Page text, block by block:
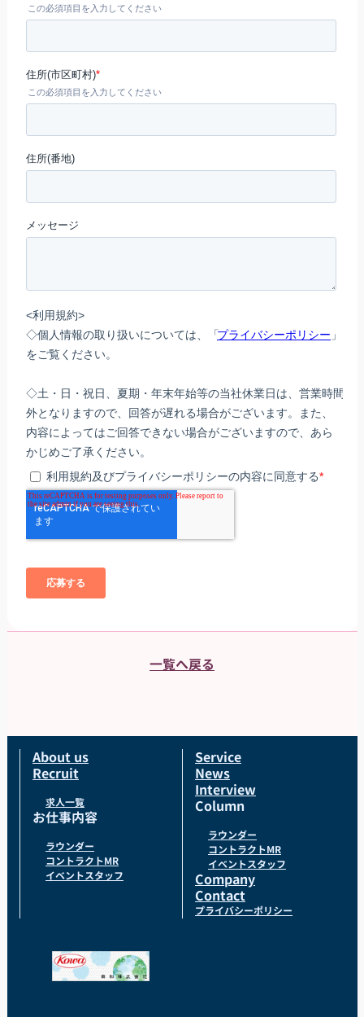
一覧へ戻る
About us
Recruit
求人一覧
お仕事内容
ラウンダー
コントラクトMR
イベントスタッフ
Service
News
Interview
Column
ラウンダー
コントラクトMR
イベントスタッフ
Company
Contact
プライバシーポリシー